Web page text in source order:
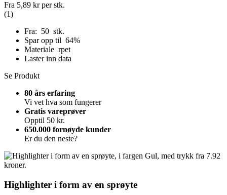
Fra 5,89 krper stk.
(1)
Fra: 50 stk.
Spar opp til 64%
Materiale rpet
Laster inn data
Se Produkt
80 års erfaring
Vi vet hva som fungerer
Gratis vareprøver
Opptil 50 kr.
650.000 fornøyde kunder
Er du den neste?
Highlighter i form av en sprøyte